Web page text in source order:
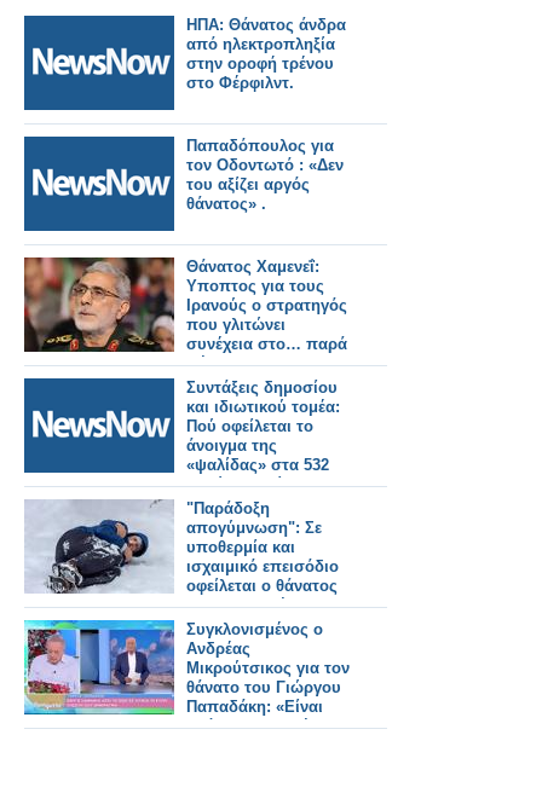
ΗΠΑ: Θάνατος άνδρα
από ηλεκτροπληξία
στην οροφή τρένου
στο Φέρφιλντ.
Παπαδόπουλος για
τον Οδοντωτό : «Δεν
του αξίζει αργός
θάνατος» .
Θάνατος Χαμενεΐ:
Υποπτος για τους
Ιρανούς ο στρατηγός
που γλιτώνει
συνέχεια στο… παρά
πέντε
Συντάξεις δημοσίου
και ιδιωτικού τομέα:
Πού οφείλεται το
άνοιγμα της
«ψαλίδας» στα 532
ευρώ - Τι δείχνουν οι
πληρωμές του
Δεκεμβρίου
"Παράδοξη
απογύμνωση": Σε
υποθερμία και
ισχαιμικό επεισόδιο
οφείλεται ο θάνατος
του Πυροσβέστη στο
Μπέλες
Συγκλονισμένος ο
Ανδρέας
Μικρούτσικος για τον
θάνατο του Γιώργου
Παπαδάκη: «Είναι
αδόκητος για μένα